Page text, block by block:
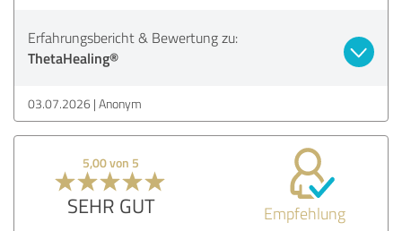
Erfahrungsbericht & Bewertung zu:
ThetaHealing®
03.07.2026 Anonym
5,00 von 5
SEHR GUT Empfehlung